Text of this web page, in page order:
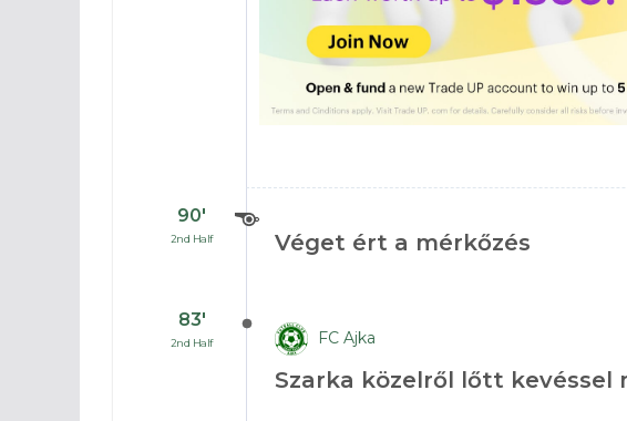
90′
2nd Half Véget ért a mérkőzés
83′
2nd Half FC Ajka
Szarka közelről lőtt kevéssel